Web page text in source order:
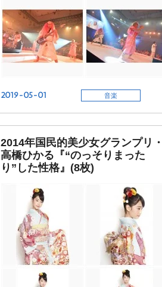
2019-05-01 音楽
2014年国民的美少女グランプリ・
高橋ひかる『“のっそりまった
り”した性格』(8枚)